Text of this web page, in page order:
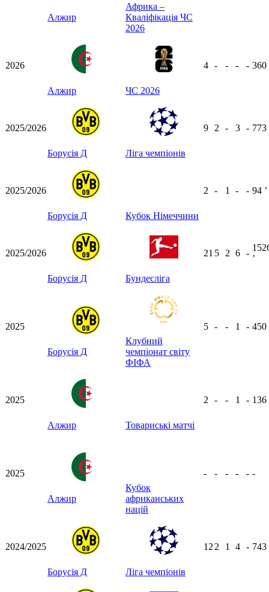
Алжир
Африка –
Кваліфікація ЧС
2026
2026
Алжир ЧС 2026
4 - - - - 360
2025/2026
Борусія Д Ліга чемпіонів
9 2 - 3 - 773
2025/2026
Борусія Д Кубок Німеччини
2 - 1 - - 94 ʼ
2025/2026
Борусія Д Бундесліга
21 5 2 6 -
ʼ
2025
Борусія Д
Клубний
чемпіонат світу
ФІФА
5 - - 1 - 450
2025
Алжир Товариські матчі
2 - - 1 - 136
2025
Алжир
Кубок
африканських
націй
- - - - - -
2024/2025
Борусія Д Ліга чемпіонів
12 2 1 4 - 743